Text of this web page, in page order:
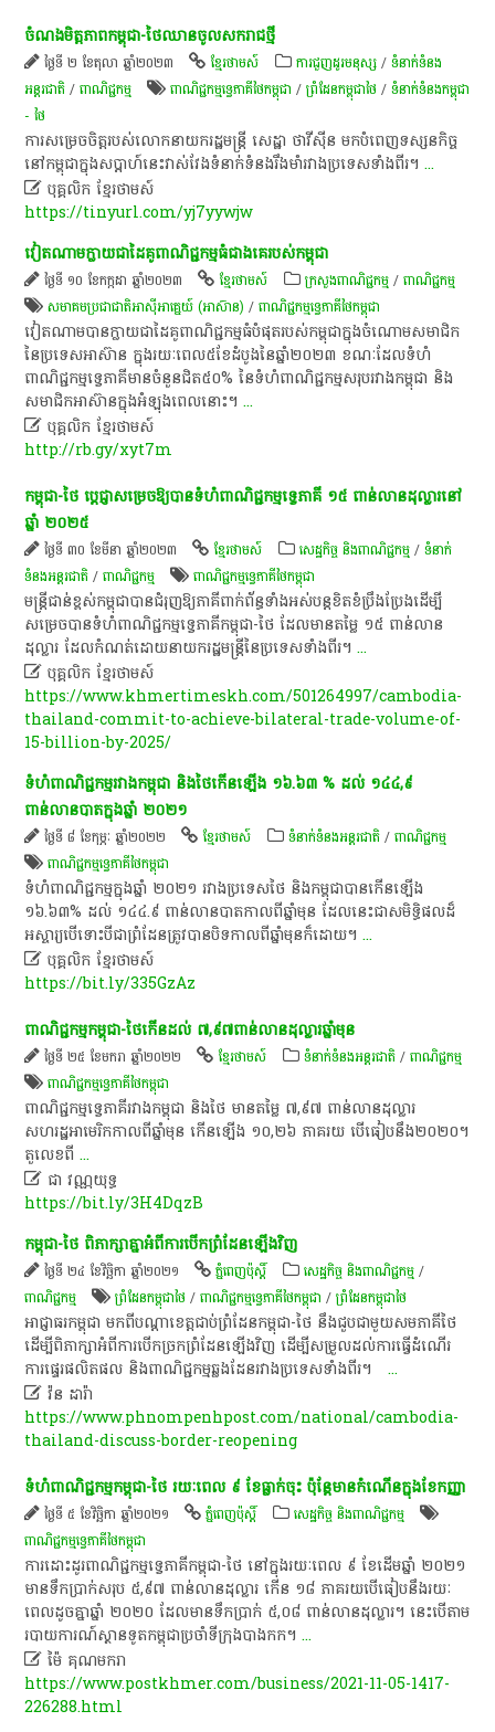
​ចំណងមិត្តភាព​កម្ពុជា​-​ថៃ​ឈាន​ចូល​សករាជ​ថ្មី​
ថ្ងៃទី ២ ខែតុលា ឆ្នាំ២០២៣ ខ្មែរថាមស៍ ការជួញដូរមនុស្ស /ទំនាក់ទំនង
អន្តរជាតិ /ពាណិជ្ជកម្ម ពាណិជ្ជកម្ម​ទ្វេ​ភាគី​ថៃកម្ពុជា /ព្រំដែនកម្ពុជាថៃ /ទំនាក់ទំនងកម្ពុជា
- ថៃ
​ការ​សម្រេចចិត្ត​របស់​លោកនាយក​រដ្ឋមន្ត្រី​ សេដ្ឋា​ ថា​វី​ស៊ី​ន​ មក​បំពេញ​ទស្សនកិច្ច​
នៅ​កម្ពុជា​ក្នុង​ស​ប្តា​ហ៍​នេះ​វាស់វែង​ទំនាក់ទំនង​រឹង​មាំ​រវាង​ប្រទេស​ទាំង​ពីរ​។​...
 បុគ្គលិក​ ខ្មែរ​ថា​ម​ស៍​
https://tinyurl.com/yj7yywjw
វៀតណាម​ក្លាយជា​ដៃគូ​ពាណិជ្ជកម្ម​ធំ​ជាងគេ​របស់​កម្ពុជា​
ថ្ងៃទី ១០ ខែកក្កដា ឆ្នាំ២០២៣ ខ្មែរថាមស៍ ក្រសួងពាណិជ្ជកម្ម /ពាណិជ្ជកម្ម
សមាគម​ប្រជាជាតិ​អាស៊ី​អាគ្នេយ៍​ (​អាស៊ាន​)​ /ពាណិជ្ជកម្ម​ទ្វេ​ភាគី​ថៃកម្ពុជា
វៀតណាម​បាន​ក្លាយជា​ដៃគូ​ពាណិជ្ជកម្ម​ធំ​បំផុត​របស់​កម្ពុជា​ក្នុង​ចំណោម​សមាជិក​
នៃ​ប្រទេស​អាស៊ាន​ ក្នុង​រយៈពេល​៥​ខែ​ដំបូង​នៃ​ឆ្នាំ​២០២៣​ ខណៈ​ដែល​ទំហំ​
ពាណិជ្ជកម្ម​ទ្វេភាគី​មាន​ចំនួន​ជិត​៥០%​ នៃ​ទំហំ​ពាណិជ្ជកម្ម​សរុប​រវាង​កម្ពុជា​ និង​
សមាជិក​អាស៊ាន​ក្នុងអំឡុងពេល​នោះ​។​...
 បុគ្គលិក​ ខ្មែរ​ថា​ម​ស៍​
http://rb.gy/xyt7m
កម្ពុជា-ថៃ ប្តេជ្ញាសម្រេចឱ្យបានទំហំពាណិជ្ជកម្មទ្វេភាគី ១៥ ពាន់លានដុល្លារនៅ
ឆ្នាំ ២០២៥
ថ្ងៃទី ៣០ ខែមីនា ឆ្នាំ២០២៣ ខ្មែរថាមស៍ សេដ្ឋកិច្ច និងពាណិជ្ជកម្ម /ទំនាក់
ទំនងអន្តរជាតិ /ពាណិជ្ជកម្ម ពាណិជ្ជកម្ម​ទ្វេ​ភាគី​ថៃកម្ពុជា
មន្ត្រីជាន់ខ្ពស់កម្ពុជាបានជំរុញឱ្យភាគីពាក់ព័ន្ធទាំងអស់បន្តខិតខំប្រឹងប្រែងដើម្បី
សម្រេចបានទំហំពាណិជ្ជកម្មទ្វេភាគីកម្ពុជា-ថៃ ដែលមានតម្លៃ ១៥ ពាន់លាន
ដុល្លារ ដែលកំណត់ដោយនាយករដ្ឋមន្ត្រីនៃប្រទេសទាំងពីរ។...
 បុគ្គលិក​ ខ្មែរ​ថា​ម​ស៍​
https://www.khmertimeskh.com/501264997/cambodia-
thailand-commit-to-achieve-bilateral-trade-volume-of-
15-billion-by-2025/
ទំហំពាណិជ្ជកម្មរវាងកម្ពុជា និងថៃកើនឡើង ១៦.៦៣ % ដល់ ១៤៤,៩
ពាន់លានបាតក្នុងឆ្នាំ ២០២១
ថ្ងៃទី ៨ ខែកុម្ភៈ ឆ្នាំ២០២២ ខ្មែរថាមស៍ ទំនាក់ទំនងអន្តរជាតិ /ពាណិជ្ជកម្ម
ពាណិជ្ជកម្ម​ទ្វេ​ភាគី​ថៃកម្ពុជា
ទំហំពាណិជ្ជកម្មក្នុងឆ្នាំ ២០២១ រវាងប្រទេសថៃ និងកម្ពុជាបានកើនឡើង
១៦.៦៣% ដល់ ១៤៤.៩ ពាន់លានបាតកាលពីឆ្នាំមុន ដែលនេះជាសមិទ្ធិផលដ៏
អស្ចារ្យបើទោះបីជាព្រំដែនត្រូវបានបិទកាលពីឆ្នាំមុនក៏ដោយ។...
 បុគ្គលិក​ ខ្មែរ​ថា​ម​ស៍​
https://bit.ly/335GzAz
​ពាណិជ្ជកម្ម​កម្ពុជា​-​ថៃ​កើន​ដល់ ​៧​,​៩​៧​ពាន់​លាន​ដុល្លារ​ឆ្នាំមុន​
ថ្ងៃទី ២៥ ខែមករា ឆ្នាំ២០២២ ខ្មែរថាមស៍ ទំនាក់ទំនងអន្តរជាតិ /ពាណិជ្ជកម្ម
ពាណិជ្ជកម្ម​ទ្វេ​ភាគី​ថៃកម្ពុជា
​ពាណិជ្ជកម្ម​ទ្វេភាគី​រវាង​កម្ពុជា​ ​និង​ថៃ​ ​មាន​តម្លៃ​ ​៧​,​៩​៧​ ​ពាន់​លាន​ដុល្លារ​
សហរដ្ឋអាមេរិក​កាលពីឆ្នាំមុន​ ​កើន​ឡើង​ ​១​០​,​២​៦​ ​ភាគរយ​ ​បើ​ធៀប​នឹង​២​០​២​០​។​
​តួលេខ​ពី...
 ជា​ វណ្ណ​យុទ្ធ​
https://bit.ly/3H4DqzB
កម្ពុជា-ថៃ ពិភាក្សាគ្នាអំពីការបើកព្រំដែនឡើងវិញ
ថ្ងៃទី ២៤ ខែវិច្ឆិកា ឆ្នាំ២០២១ ភ្នំពេញប៉ុស្តិ៍ សេដ្ឋកិច្ច និងពាណិជ្ជកម្ម /
ពាណិជ្ជកម្ម
ព្រំដែនកម្ពុជាថៃ /ពាណិជ្ជកម្ម​ទ្វេ​ភាគី​ថៃកម្ពុជា /ព្រំដែនកម្ពុជាថៃ
អាជ្ញាធរកម្ពុជា មកពីបណ្តាខេត្តជាប់ព្រំដែនកម្ពុជា-ថៃ នឹងជួបជាមួយសមភាគីថៃ
ដើម្បីពិភាក្សាអំពីការបើកច្រកព្រំដែនឡើងវិញ ដើម្បីសម្រួលដល់ការធ្វើដំណើរ
ការផ្ទេរផលិតផល និងពាណិជ្ជកម្មឆ្លងដែនរវាងប្រទេសទាំងពីរ។...
 វ៉​ន​ ដា​រ៉ា​
https://www.phnompenhpost.com/national/cambodia-
thailand-discuss-border-reopening
ទំហំ​ពាណិជ្ជកម្ម​កម្ពុជា-ថៃ រយៈពេល ៩ ​ខែ​ធ្លាក់ចុះ ប៉ុន្តែ​មាន​កំណើន​ក្នុង​ខែកញ្ញា
ថ្ងៃទី ៥ ខែវិច្ឆិកា ឆ្នាំ២០២១ ភ្នំពេញប៉ុស្តិ៍
សេដ្ឋកិច្ច និងពាណិជ្ជកម្ម
ពាណិជ្ជកម្ម​ទ្វេ​ភាគី​ថៃកម្ពុជា
ការដោះដូរ​ពាណិជ្ជកម្ម​ទ្វេភាគី​កម្ពុជា-ថៃ នៅក្នុង​រយៈពេល ៩ ​ខែ​ដើមឆ្នាំ​ ២០២១
មាន​ទឹកប្រាក់​សរុប ៥,៩៧ ​ពាន់​លាន​ដុល្លារ កើន ១៨ ​ភាគរយ​បើ​ធៀប​នឹង​រយៈ
ពេល​ដូចគ្នា​ឆ្នាំ​ ២០២០ ដែលមាន​ទឹកប្រាក់ ៥,០៨ ​ពាន់​លាន​ដុល្លារ​។ នេះ​បើតាម​
របាយការណ៍​ស្ថានទូត​កម្ពុជា​ប្រចាំ​ទីក្រុង​បាងកក​។...
 ម៉ៃ គុណមករា
https://www.postkhmer.com/business/2021-11-05-1417-
226288.html